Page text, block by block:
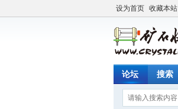
设为首页 收藏本站
论坛 搜索